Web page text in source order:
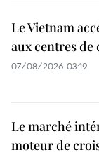
Le Vietnam
aux centres de
07/08/2026 03:19
Le marché
moteur de